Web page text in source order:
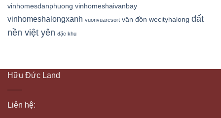
vinhomesdanphuong vinhomeshaivanbay
vinhomeshalongxanh vuonvuaresort vân đồn wecityhalong đất
nền việt yên đặc khu
Hữu Đức Land
Liên hệ: